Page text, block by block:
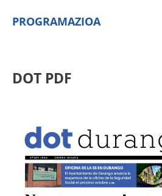
PROGRAMAZIOA
DOT PDF